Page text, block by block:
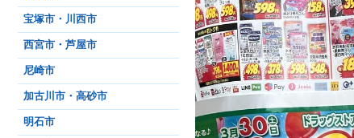
宝塚市・川西市
西宮市・芦屋市
尼崎市
加古川市・高砂市
明石市